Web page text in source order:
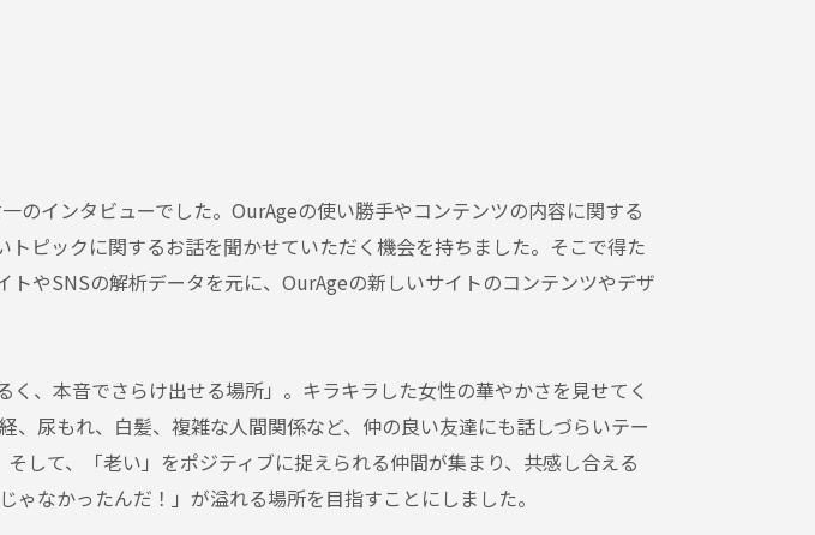
のインタビューでした。OurAgeの使い勝手やコンテンツの内容に関する
ピックに関するお話を聞かせていただく機会を持ちました。そこで得た
やSNSの解析データを元に、OurAgeの新しいサイトのコンテンツやデザ
、本音でさらけ出せる場所」。キラキラした女性の華やかさを見せてく
尿もれ、白髪、複雑な人間関係など、仲の良い友達にも話しづらいテー
して、「老い」をポジティブに捉えられる仲間が集まり、共感し合える
なかったんだ！」が溢れる場所を目指すことにしました。